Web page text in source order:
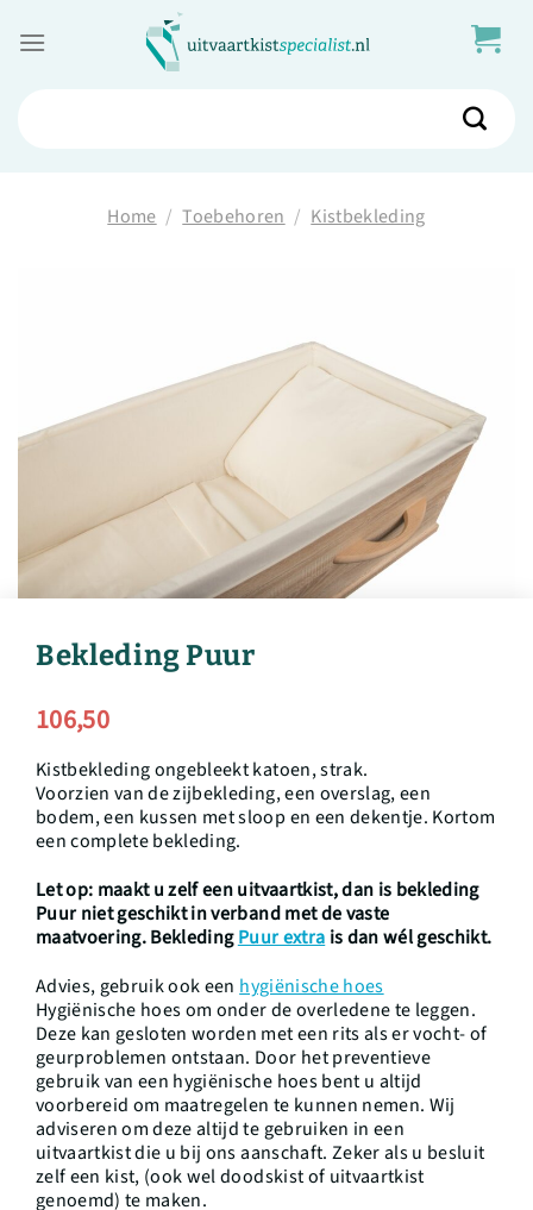
content
Home / Toebehoren / Kistbekleding
Bekleding Puur
106,50
Kistbekleding ongebleekt katoen, strak.
Voorzien van de zijbekleding, een overslag, een
bodem, een kussen met sloop en een dekentje. Kortom
een complete bekleding.
Let op: maakt u zelf een uitvaartkist, dan is bekleding
Puur niet geschikt in verband met de vaste
maatvoering. BekledingPuur extra is dan wél geschikt.
Advies, gebruik ook een hygiënische hoes
Hygiënische hoes om onder de overledene te leggen.
Deze kan gesloten worden met een rits als er vocht- of
geurproblemen ontstaan. Door het preventieve
gebruik van een hygiënische hoes bent u altijd
voorbereid om maatregelen te kunnen nemen. Wij
adviseren om deze altijd te gebruiken in een
uitvaartkist die u bij ons aanschaft. Zeker als u besluit
zelf een kist, (ook wel doodskist of uitvaartkist
genoemd) te maken.